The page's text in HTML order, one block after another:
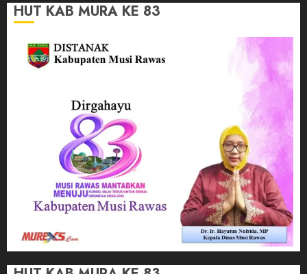
HUT KAB MURA KE 83